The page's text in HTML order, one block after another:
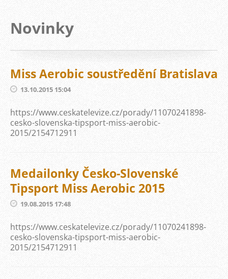
Novinky
Miss Aerobic soustředění Bratislava
13.10.2015 15:04
https://www.ceskatelevize.cz/porady/11070241898-
cesko-slovenska-tipsport-miss-aerobic-
2015/2154712911
Medailonky Česko-Slovenské
Tipsport Miss Aerobic 2015
19.08.2015 17:48
https://www.ceskatelevize.cz/porady/11070241898-
cesko-slovenska-tipsport-miss-aerobic-
2015/2154712911